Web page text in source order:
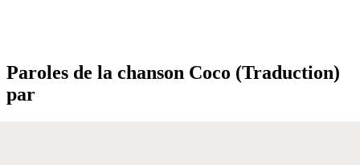
Paroles de la chanson Coco (Traduction)
par